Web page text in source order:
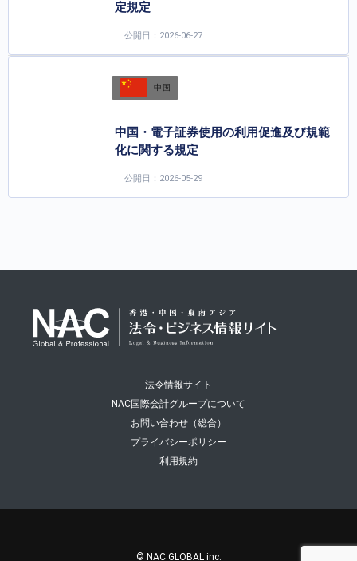
定規定
公開日：2026-06-27
中国
中国・電子証券使用の利用促進及び規範
化に関する規定
公開日：2026-05-29
法令情報サイト
NAC国際会計グループについて
お問い合わせ（総合）
プライバシーポリシー
利用規約
© NAC GLOBAL inc.